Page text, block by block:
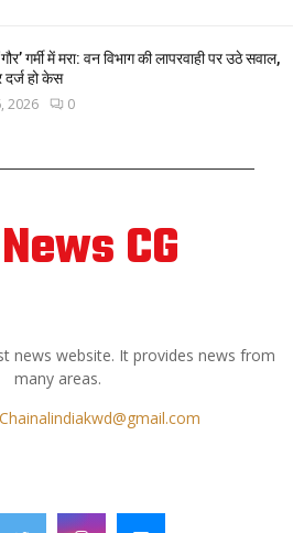
गर्मी में मरा: वन विभाग की लापरवाही पर उठे सवाल,
दर्ज हो केस
2026 0
CG
news website. It provides news from
many areas.
Chainalindiakwd@gmail.com